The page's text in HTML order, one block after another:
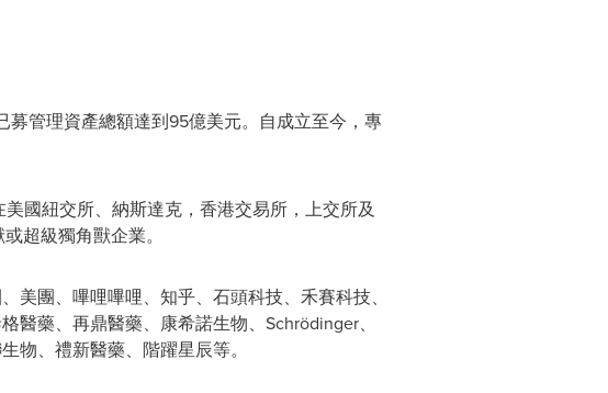
募管理資產總額達到95億美元。自成立至今，專
國紐交所、納斯達克，香港交易所，上交所及
超級獨角獸企業。
團、嗶哩嗶哩、知乎、石頭科技、禾賽科技、
藥、再鼎醫藥、康希諾生物、Schrödinger、
物、禮新醫藥、階躍星辰等。